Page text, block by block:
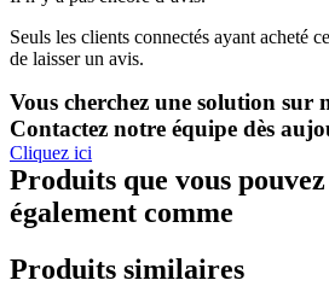
Seuls les clients connectés ayant acheté
de laisser un avis.
Vous cherchez une solution sur
Contactez notre équipe dès
Cliquez ici
Produits que vous pouvez
également comme
Produits similaires